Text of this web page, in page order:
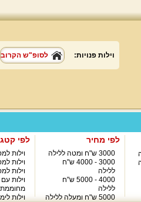
וילות פנויות: לסופ"ש הקרוב
לפי מחיר
3000 ש"ח ומטה ללילה
3000 - 4000 ש"ח
ללילה
4000 - 5000 ש"ח
ללילה
5000 ש"ח ומעלה ללילה
לפי
וילות
וילות
וילות
וילות
מחוממת
וילות